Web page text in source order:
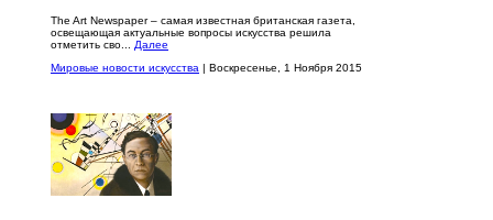
The Art Newspaper – самая известная британская газета,
освещающая актуальные вопросы искусства решила
отметить сво... Далее
Мировые новости искусства | Воскресенье, 1 Ноября 2015